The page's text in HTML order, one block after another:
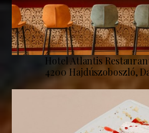
Hotel Atlantis
4200 Hajdúszoboszló,